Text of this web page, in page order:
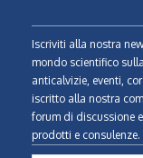
Iscriviti alla nostra
mondo scientifico
anticalvizie, eventi,
iscritto alla nostra
forum di discussione
prodotti e consulenze.